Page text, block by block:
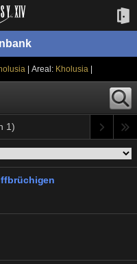
| Areal: Kholusia
1)